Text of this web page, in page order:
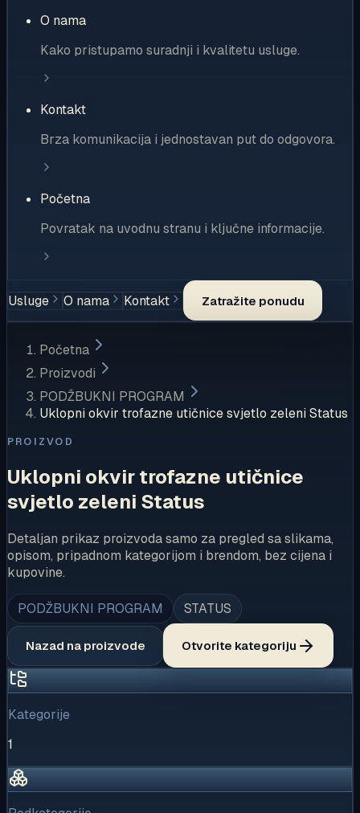
O nama
Kako pristupamo suradnji i kvalitetu usluge.
Kontakt
Brza komunikacija i jednostavan put do odgovora.
Početna
Povratak na uvodnu stranu i ključne informacije.
Usluge O nama Kontakt Zatražite ponudu
Početna
Proizvodi
PODŽBUKNI PROGRAM
Uklopni okvir trofazne utičnice svjetlo zeleni Status
PROIZVOD
Uklopni okvir trofazne utičnice
svjetlo zeleni Status
Detaljan prikaz proizvoda samo za pregled sa slikama,
opisom, pripadnom kategorijom i brendom, bez cijena i
kupovine.
PODŽBUKNI PROGRAM STATUS
Nazad na proizvode Otvorite kategoriju
Kategorije
1